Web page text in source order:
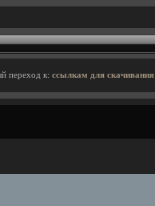
переход к: ссылкам для скачивания